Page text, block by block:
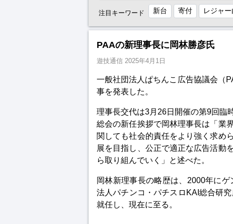
注目キーワード 新台 寄付 レジャ
PAAの新理事長に岡林勝彦氏
遊技通信 2025年4月1日
一般社団法人ぱちんこ広告協議会（
事を発表した。
理事長交代は3月26日開催の第9回臨
総会の新任挨拶で岡林理事長は「業
関しても社会的責任をより強く求め
展を目指し、公正で適正な広告活動
ら取り組んでいく」と述べた。
岡林新理事長の略歴は、2000年に
法人パチンコ・パチスロKAI総合研
就任し、現在に至る。